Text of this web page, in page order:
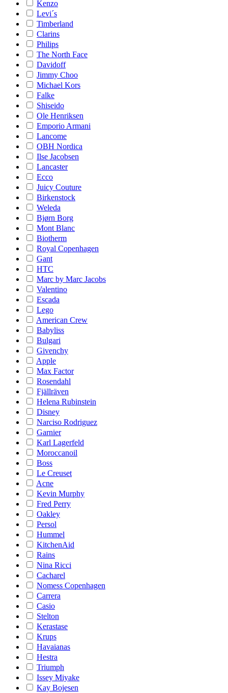
Kenzo
Levi´s
Timberland
Clarins
Philips
The North Face
Davidoff
Jimmy Choo
Michael Kors
Falke
Shiseido
Ole Henriksen
Emporio Armani
Lancome
OBH Nordica
Ilse Jacobsen
Lancaster
Ecco
Juicy Couture
Birkenstock
Weleda
Bjørn Borg
Mont Blanc
Biotherm
Royal Copenhagen
Gant
HTC
Marc by Marc Jacobs
Valentino
Escada
Lego
American Crew
Babyliss
Bulgari
Givenchy
Apple
Max Factor
Rosendahl
Fjällräven
Helena Rubinstein
Disney
Narciso Rodriguez
Garnier
Karl Lagerfeld
Moroccanoil
Boss
Le Creuset
Acne
Kevin Murphy
Fred Perry
Oakley
Persol
Hummel
KitchenAid
Rains
Nina Ricci
Cacharel
Nomess Copenhagen
Carrera
Casio
Stelton
Kerastase
Krups
Havaianas
Hestra
Triumph
Issey Miyake
Kay Bojesen